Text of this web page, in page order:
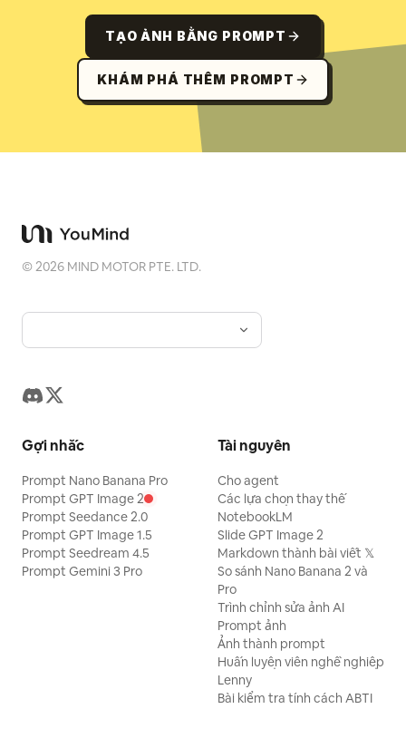
TẠO ẢNH BẰNG PROMPT
KHÁM PHÁ THÊM PROMPT
©2026 MIND MOTOR PTE. LTD.
Gợi nhắc
Prompt Nano Banana Pro
Prompt GPT Image 2
Prompt Seedance 2.0
Prompt GPT Image 1.5
Prompt Seedream 4.5
Prompt Gemini 3 Pro
Tài nguyên
Cho agent
Các lựa chọn thay thế
NotebookLM
Slide GPT Image 2
Markdown thành bài viết 𝕏
So sánh Nano Banana 2 và
Pro
Trình chỉnh sửa ảnh AI
Prompt ảnh
Ảnh thành prompt
Huấn luyện viên nghề nghiệp
Lenny
Bài kiểm tra tính cách ABTI